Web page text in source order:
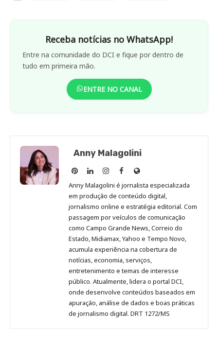
Receba notícias no WhatsApp!
Entre na comunidade do DCI e fique por dentro de
tudo em primeira mão.
ENTRE NO CANAL
Anny Malagolini
Anny
Malagolini
no
Pinterest
Anny
Malagolini
no
LinkedIn
Anny
Malagolini
no
Instagram
Anny
Malagolini
no
Facebook
Site
de
Anny
Malagolini
Anny Malagolini é jornalista especializada
em produção de conteúdo digital,
jornalismo online e estratégia editorial. Com
passagem por veículos de comunicação
como Campo Grande News, Correio do
Estado, Midiamax, Yahoo e Tempo Novo,
acumula experiência na cobertura de
notícias, economia, serviços,
entretenimento e temas de interesse
público. Atualmente, lidera o portal DCI,
onde desenvolve conteúdos baseados em
apuração, análise de dados e boas práticas
de jornalismo digital. DRT 1272/MS